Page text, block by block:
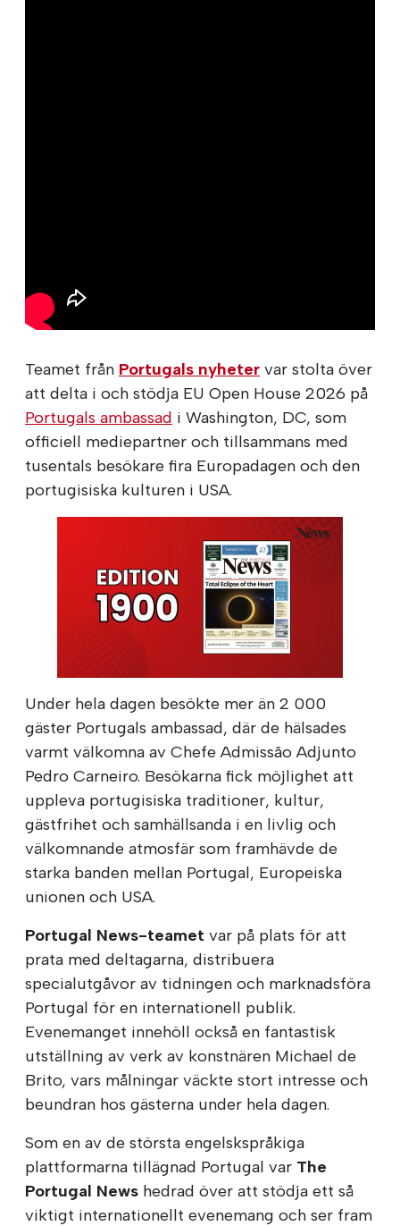
Teamet från Portugals nyheter var stolta över
att delta i och stödja EU Open House 2026 på
Portugals ambassad i Washington, DC, som
officiell mediepartner och tillsammans med
tusentals besökare fira Europadagen och den
portugisiska kulturen i USA.
Under hela dagen besökte mer än 2 000
gäster Portugals ambassad, där de hälsades
varmt välkomna av Chefe Admissão Adjunto
Pedro Carneiro. Besökarna fick möjlighet att
uppleva portugisiska traditioner, kultur,
gästfrihet och samhällsanda i en livlig och
välkomnande atmosfär som framhävde de
starka banden mellan Portugal, Europeiska
unionen och USA.
Portugal News-teamet var på plats för att
prata med deltagarna, distribuera
specialutgåvor av tidningen och marknadsföra
Portugal för en internationell publik.
Evenemanget innehöll också en fantastisk
utställning av verk av konstnären Michael de
Brito, vars målningar väckte stort intresse och
beundran hos gästerna under hela dagen.
Som en av de största engelskspråkiga
plattformarna tillägnad Portugal var The
Portugal News hedrad över att stödja ett så
viktigt internationellt evenemang och ser fram